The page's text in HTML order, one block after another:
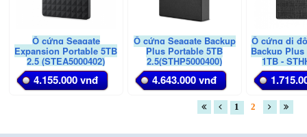
Ổ cứng Seagate
Expansion Portable 5TB
2.5 (STEA5000402)
4.155.000 vnđ
Ổ cứng Seagate Backup
Plus Portable 5TB
2.5(STHP5000400)
4.643.000 vnđ
Ổ cứng di
Backup
1TB -
1 2